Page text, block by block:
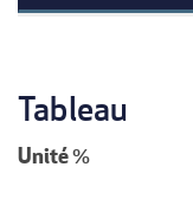
Tableau
Unité%